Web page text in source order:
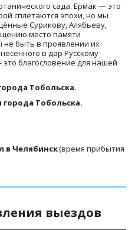
сада. Ермак — это
сплетаются эпохи, но мы
Сурикову, Алябьеву,
место памяти
не быть в проявлении их
в дар Русскому
благословение для нашей
Тобольска.
Тобольска.
в Челябинск (время прибытия
выездов